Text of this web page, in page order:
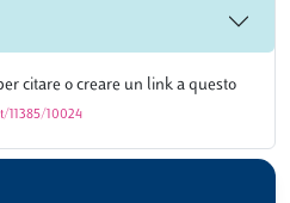
citare o creare un link a questo
11385/10024